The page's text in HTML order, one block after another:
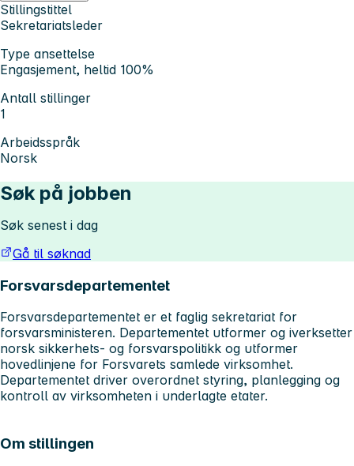
Stillingstittel
Sekretariatsleder
Type ansettelse
Engasjement, heltid 100%
Antall stillinger
1
Arbeidsspråk
Norsk
Søk på jobben
Søk senest i dag
Gå til søknad
Forsvarsdepartementet
Forsvarsdepartementet er et faglig sekretariat for
forsvarsministeren. Departementet utformer og iverksetter
norsk sikkerhets- og forsvarspolitikk og utformer
hovedlinjene for Forsvarets samlede virksomhet.
Departementet driver overordnet styring, planlegging og
kontroll av virksomheten i underlagte etater.
Om stillingen